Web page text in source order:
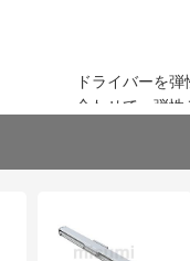
ドライバーを
合わせて、弾